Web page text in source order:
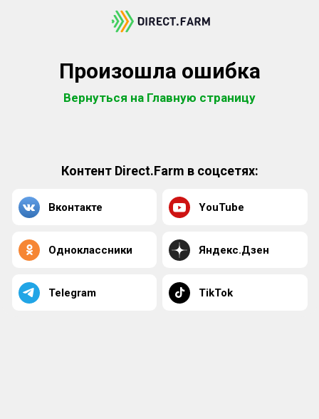
Произошла ошибка
Вернуться на Главную страницу
Контент Direct.Farm в соцсетях:
Вконтакте YouTube
Одноклассники Яндекс.Дзен
Telegram TikTok